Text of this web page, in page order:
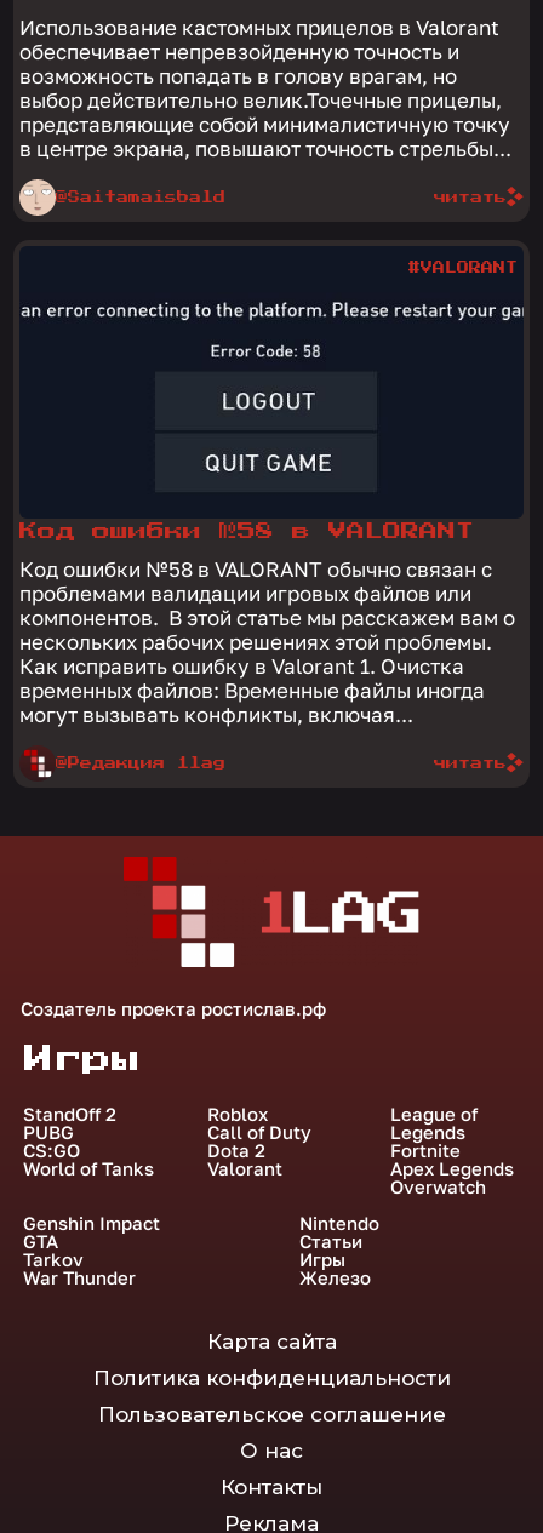
Использование кастомных прицелов в Valorant
обеспечивает непревзойденную точность и
возможность попадать в голову врагам, но
выбор действительно велик.Точечные прицелы,
представляющие собой минималистичную точку
в центре экрана, повышают точность стрельбы...
@Saitamaisbald читать
Код ошибки №58 в VALORANT
Код ошибки №58 в VALORANT обычно связан с
проблемами валидации игровых файлов или
компонентов. В этой статье мы расскажем вам о
нескольких рабочих решениях этой проблемы.
Как исправить ошибку в Valorant 1. Очистка
временных файлов: Временные файлы иногда
могут вызывать конфликты, включая...
@Редакция 1lag
#VALORANT
читать
Создатель проекта ростислав.рф
Игры
StandOff 2
PUBG
CS:GO
World of Tanks
Roblox
Call of Duty
Dota 2
Valorant
League of
Legends
Fortnite
Apex Legends
Overwatch
Genshin Impact
GTA
Tarkov
War Thunder
Nintendo
Статьи
Игры
Железо
Карта сайта
Политика конфиденциальности
Пользовательское соглашение
О нас
Контакты
Реклама